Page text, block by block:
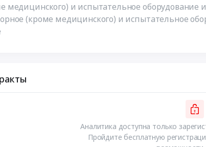
медицинского) и испытательное
(кроме медицинского) и испытательное
Аналитика доступна только
Пройдите бесплатную